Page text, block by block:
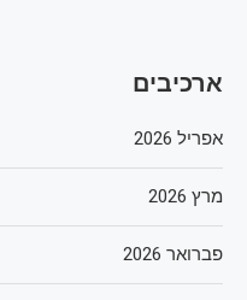
ארכיבים
אפריל 2026
מרץ 2026
פברואר 2026